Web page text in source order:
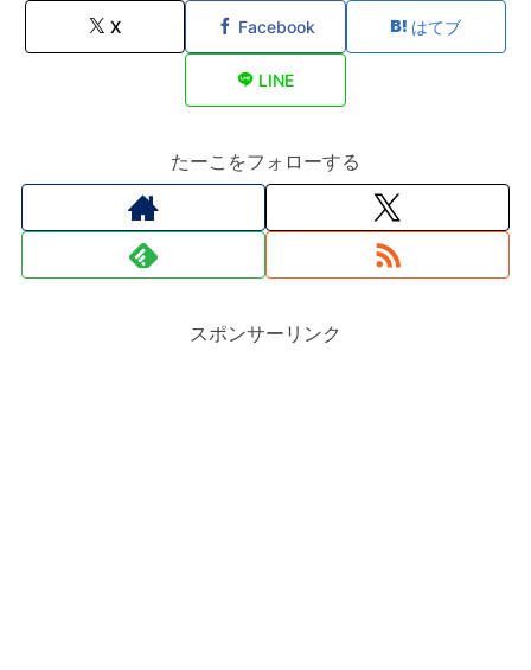
X Facebook はてブ
LINE
たーこをフォローする
スポンサーリンク